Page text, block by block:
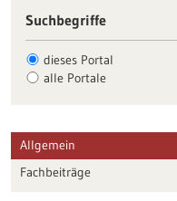
Suchbegriffe
dieses Portal
alle Portale
Allgemein
Fachbeiträge